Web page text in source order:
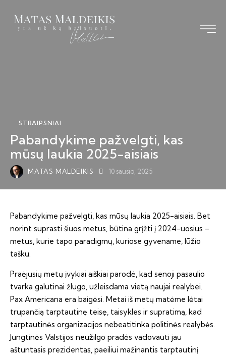
STRAIPSNIAI
Pabandykime pažvelgti, kas
mūsų laukia 2025-aisiais
MATAS MALDEIKIS 10 sausio, 2025
Pabandykime pažvelgti, kas mūsų laukia 2025-aisiais. Bet
norint suprasti šiuos metus, būtina grįžti į 2024-uosius –
metus, kurie tapo paradigmų, kuriose gyvename, lūžio
tašku.
Praėjusių metų įvykiai aiškiai parodė, kad senoji pasaulio
tvarka galutinai žlugo, užleisdama vietą naujai realybei.
Pax Americana era baigėsi. Metai iš metų matėme lėtai
trupančią tarptautinę teisę, taisykles ir supratimą, kad
tarptautinės organizacijos nebeatitinka politinės realybės.
Jungtinės Valstijos neužilgo pradės vadovauti jau
aštuntasis prezidentas, paeiliui mažinantis tarptautinį
Vizija TS-LKD
Bendraukime